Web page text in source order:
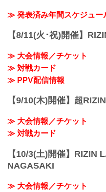
2021
定）/
しま
さい
≫ 発表済み年間スケジュー
【8/11(火･祝)開催】
≫ 大会情報／チケット
≫ 対戦カード
≫ PPV配信情報
【9/10(木)開催】超
≫ 大会情報／チケット
≫ 対戦カード
【10/3(土)開催】RIZIN
NAGASAKI
≫ 大会情報／チケット